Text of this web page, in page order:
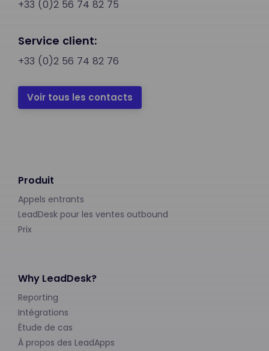
+33 (0)2 56 74 82 75
Service client:
+33 (0)2 56 74 82 76
Voir tous les contacts
Produit
Appels entrants
LeadDesk pour les ventes outbound
Prix
Why LeadDesk?
Reporting
Intégrations
Étude de cas
À propos des LeadApps